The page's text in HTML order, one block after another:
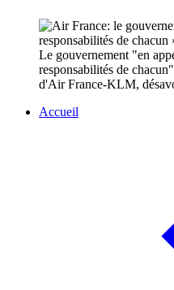
Le gouvernement "en
responsabilités de
d'Air France-KLM,
Accueil